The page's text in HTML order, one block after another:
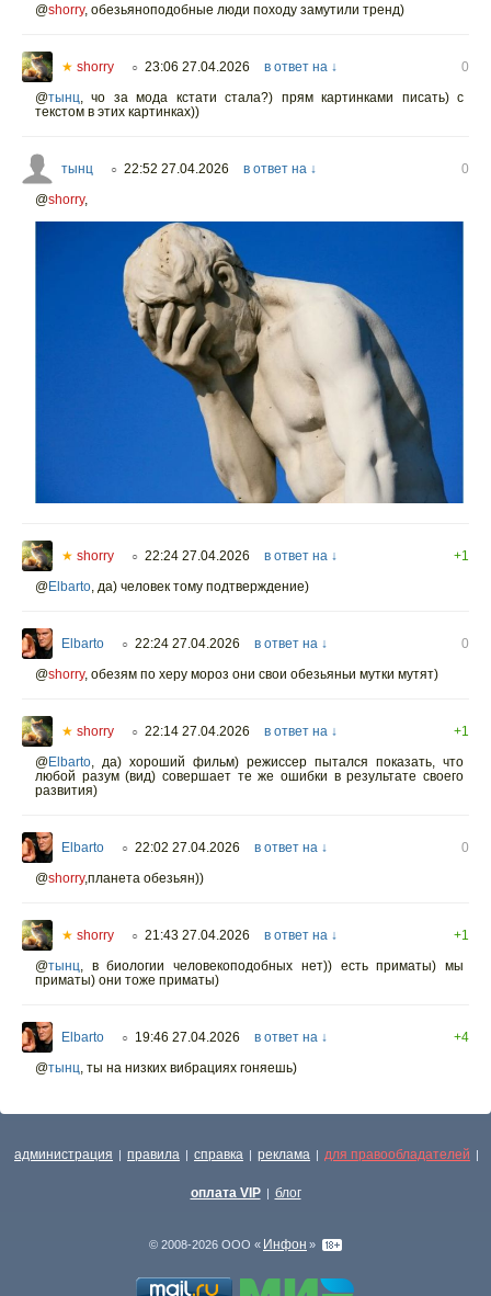
@shorry, обезьяноподобные люди походу замутили тренд)
★ shorry ○ 23:06 27.04.2026 в ответ на ↓
0
@тынц
чо за мода кстати стала?) прям картинками писать) с
текстом в этих картинках))
тынц ○ 22:52 27.04.2026 в ответ на ↓
0
@shorry,
★ shorry ○ 22:24 27.04.2026 в ответ на ↓
+1
@Elbarto да) человек тому подтверждение)
Elbarto ○ 22:24 27.04.2026 в ответ на ↓
0
@shorry, обезям по херу мороз они свои обезьяньи мутки мутят)
★ shorry ○ 22:14 27.04.2026 в ответ на ↓
+1
@Elbarto
да) хороший фильм) режиссер пытался показать, что
любой разум (вид) совершает те же ошибки в результате своего
развития)
Elbarto ○ 22:02 27.04.2026 в ответ на ↓
0
@shorry,планета обезьян))
★ shorry ○ 21:43 27.04.2026 в ответ на ↓
+1
@тынц
в биологии человекоподобных нет)) есть приматы) мы
приматы) они тоже приматы)
Elbarto ○ 19:46 27.04.2026 в ответ на ↓
+4
@тынц ты на низких вибрациях гоняешь)
администрация | правила | справка | реклама | для правообладателей |
оплата VIP | блог
© 2008-2026 ООО « Инфон »